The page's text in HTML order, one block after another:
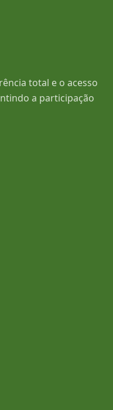
total e o acesso
a participação